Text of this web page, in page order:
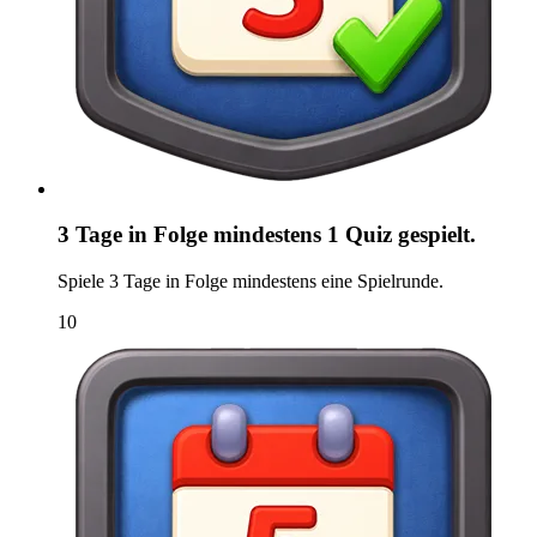
3 Tage in Folge mindestens 1 Quiz gespielt.
Spiele 3 Tage in Folge mindestens eine Spielrunde.
10